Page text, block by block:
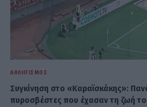
ΑΘΛΗΤΙΣΜΌΣ
Συγκίνηση στο «Καραϊσκάκης»:
πυροσβέστες που έχασαν τη ζωή